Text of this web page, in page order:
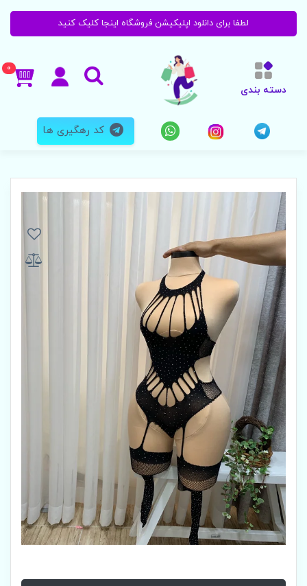
لطفا برای دانلود اپلیکیشن فروشگاه اینجا کلیک کنید
دسته بندی
0
کد رهگیری ها